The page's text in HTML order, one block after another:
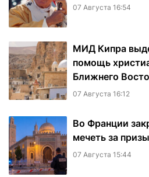
07 Августа 16:54
МИД Кипра
помощь
Ближнего
07 Августа 16:12
Во Франции
мечеть за
07 Августа 15:44